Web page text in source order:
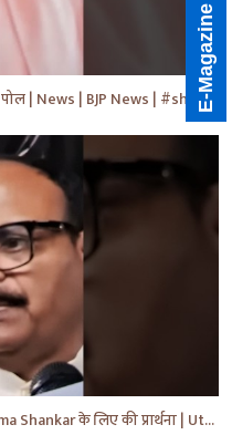
CM Yogi Adityanath का विपक्ष की खोली पोल | News | BJP News | #shorts #yt #news #ytshorts
Deputy CM Brijesh Pathak ने दी MP Uma Shankar के लिए की प्रार्थना | Uttar Pradesh News #shorts #yt
E-Magazine